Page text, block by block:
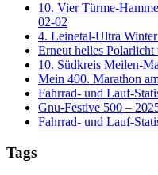
10. Vier Türme-
02-02
4. Leinetal-Ultra
Erneut helles
10. Südkreis Meilen-
Mein 400. Marathon
Fahrrad- und Lauf-
Gnu-Festive 500 –
Fahrrad- und Lauf-
Tags